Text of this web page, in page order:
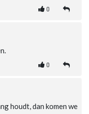
0
0
houdt, dan komen we